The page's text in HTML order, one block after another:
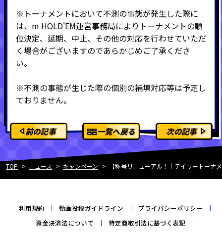
※トーナメントにおいて不測の事態が発生した際に
は、m HOLD'EM運営事務局によりトーナメントの順
位決定、延期、中止、その他の対応を行わせていただ
く場合がございますのであらかじめご了承くださ
い。
※不測の事態が生じた際の個別の補填対応等は予定し
ておりません。
前の記事 一覧へ戻る 次の記事
TOP ニュース キャンペーン 【称号リニューアル！｜デイリートー
利用規約 動画投稿ガイドライン
プライバシーポリシー
資金決済法について
特定商取引法に基づく表記